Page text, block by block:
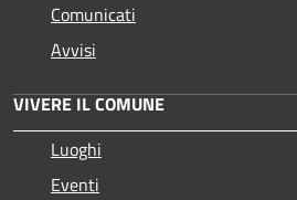
Comunicati
Avvisi
VIVERE IL COMUNE
Luoghi
Eventi